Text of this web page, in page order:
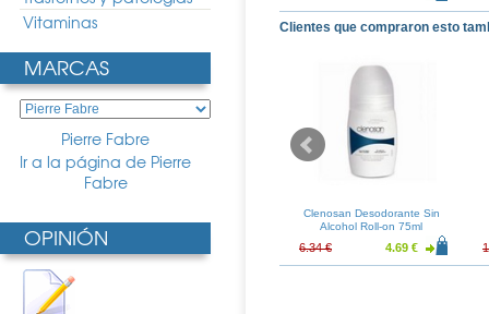
Vitaminas
MARCAS
Pierre Fabre
Ir a la página de Pierre
Fabre
OPINIÓN
Clientes que compraron esto
2.64 €
Hinojo 20 Amp
Clenosan Desodorante Sin
Alcohol Roll-on 75ml
6.34 € 4.69 €